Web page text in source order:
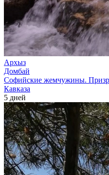
Архыз
Домбай
Софийские жемчужины.
Кавказа
5 дней